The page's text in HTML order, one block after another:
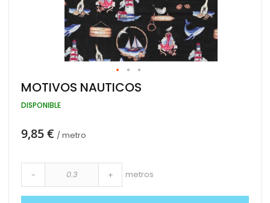
Saltar
al
comienzo
galería
MOTIVOS NAUTICOS
DISPONIBLE
9,85 € / metro
- + metros